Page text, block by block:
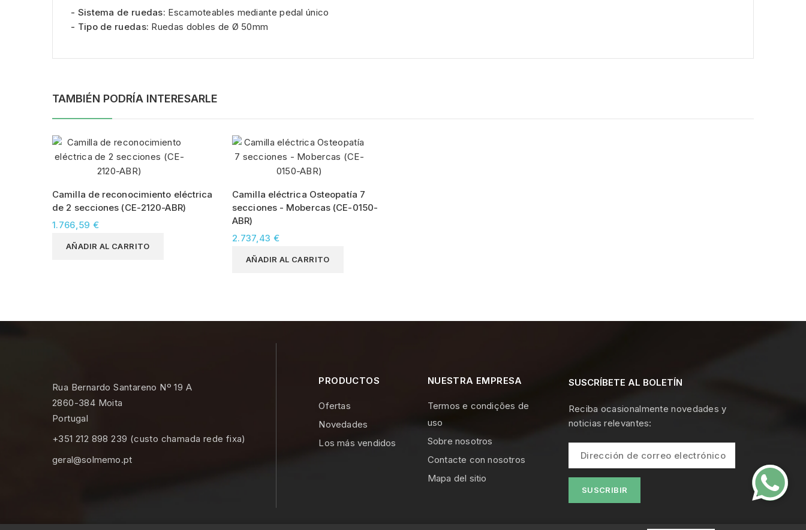
- Sistema de ruedas: Escamoteables mediante pedal único
- Tipo de ruedas: Ruedas dobles de Ø 50mm
TAMBIÉN PODRÍA INTERESARLE
Camilla de reconocimiento eléctrica
de 2 secciones (CE-2120-ABR)
1.766,59 €
AÑADIR AL CARRITO
Camilla eléctrica Osteopatía 7
secciones - Mobercas (CE-0150-
ABR)
2.737,43 €
AÑADIR AL CARRITO
Rua Bernardo Santareno Nº 19 A
2860-384 Moita
Portugal
+351 212 898 239 (custo chamada rede fixa)
geral@solmemo.pt
PRODUCTOS
Ofertas
Novedades
Los más vendidos
NUESTRA EMPRESA
Termos e condições de
uso
Sobre nosotros
Contacte con nosotros
Mapa del sitio
SUSCRÍBETE AL BOLETÍN
Reciba ocasionalmente novedades y
noticias relevantes: